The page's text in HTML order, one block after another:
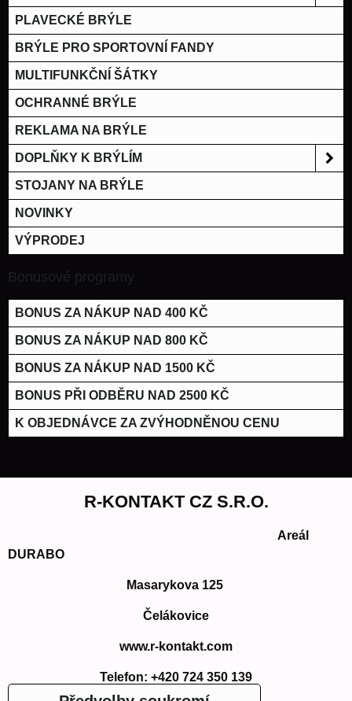
PLAVECKÉ BRÝLE
BRÝLE PRO SPORTOVNÍ FANDY
MULTIFUNKČNÍ ŠÁTKY
OCHRANNÉ BRÝLE
REKLAMA NA BRÝLE
DOPLŇKY K BRÝLÍM
STOJANY NA BRÝLE
NOVINKY
VÝPRODEJ
Bonusové programy
BONUS ZA NÁKUP NAD 400 KČ
BONUS ZA NÁKUP NAD 800 KČ
BONUS ZA NÁKUP NAD 1500 KČ
BONUS PŘI ODBĚRU NAD 2500 KČ
K OBJEDNÁVCE ZA ZVÝHODNĚNOU CENU
R-KONTAKT CZ S.R.O.
Areál
DURABO
Masarykova 125
Čelákovice
www.r-kontakt.com
Telefon: +420 724 350 139
E-mail: info@r-kontakt.com